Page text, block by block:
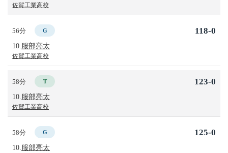
佐賀工業高校
56分 G
10. 服部亮太
佐賀工業高校
118-0
58分 T
10. 服部亮太
佐賀工業高校
123-0
58分 G
10. 服部亮太
125-0